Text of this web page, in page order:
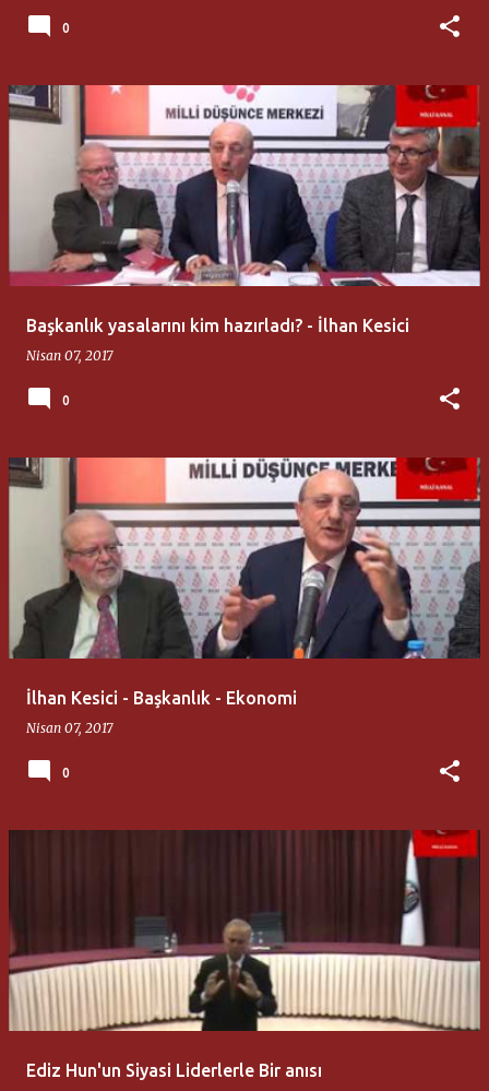
0
Başkanlık yasalarını kim hazırladı? - İlhan Kesici
Nisan 07, 2017
0
İlhan Kesici - Başkanlık - Ekonomi
Nisan 07, 2017
0
Ediz Hun'un Siyasi Liderlerle Bir anısı